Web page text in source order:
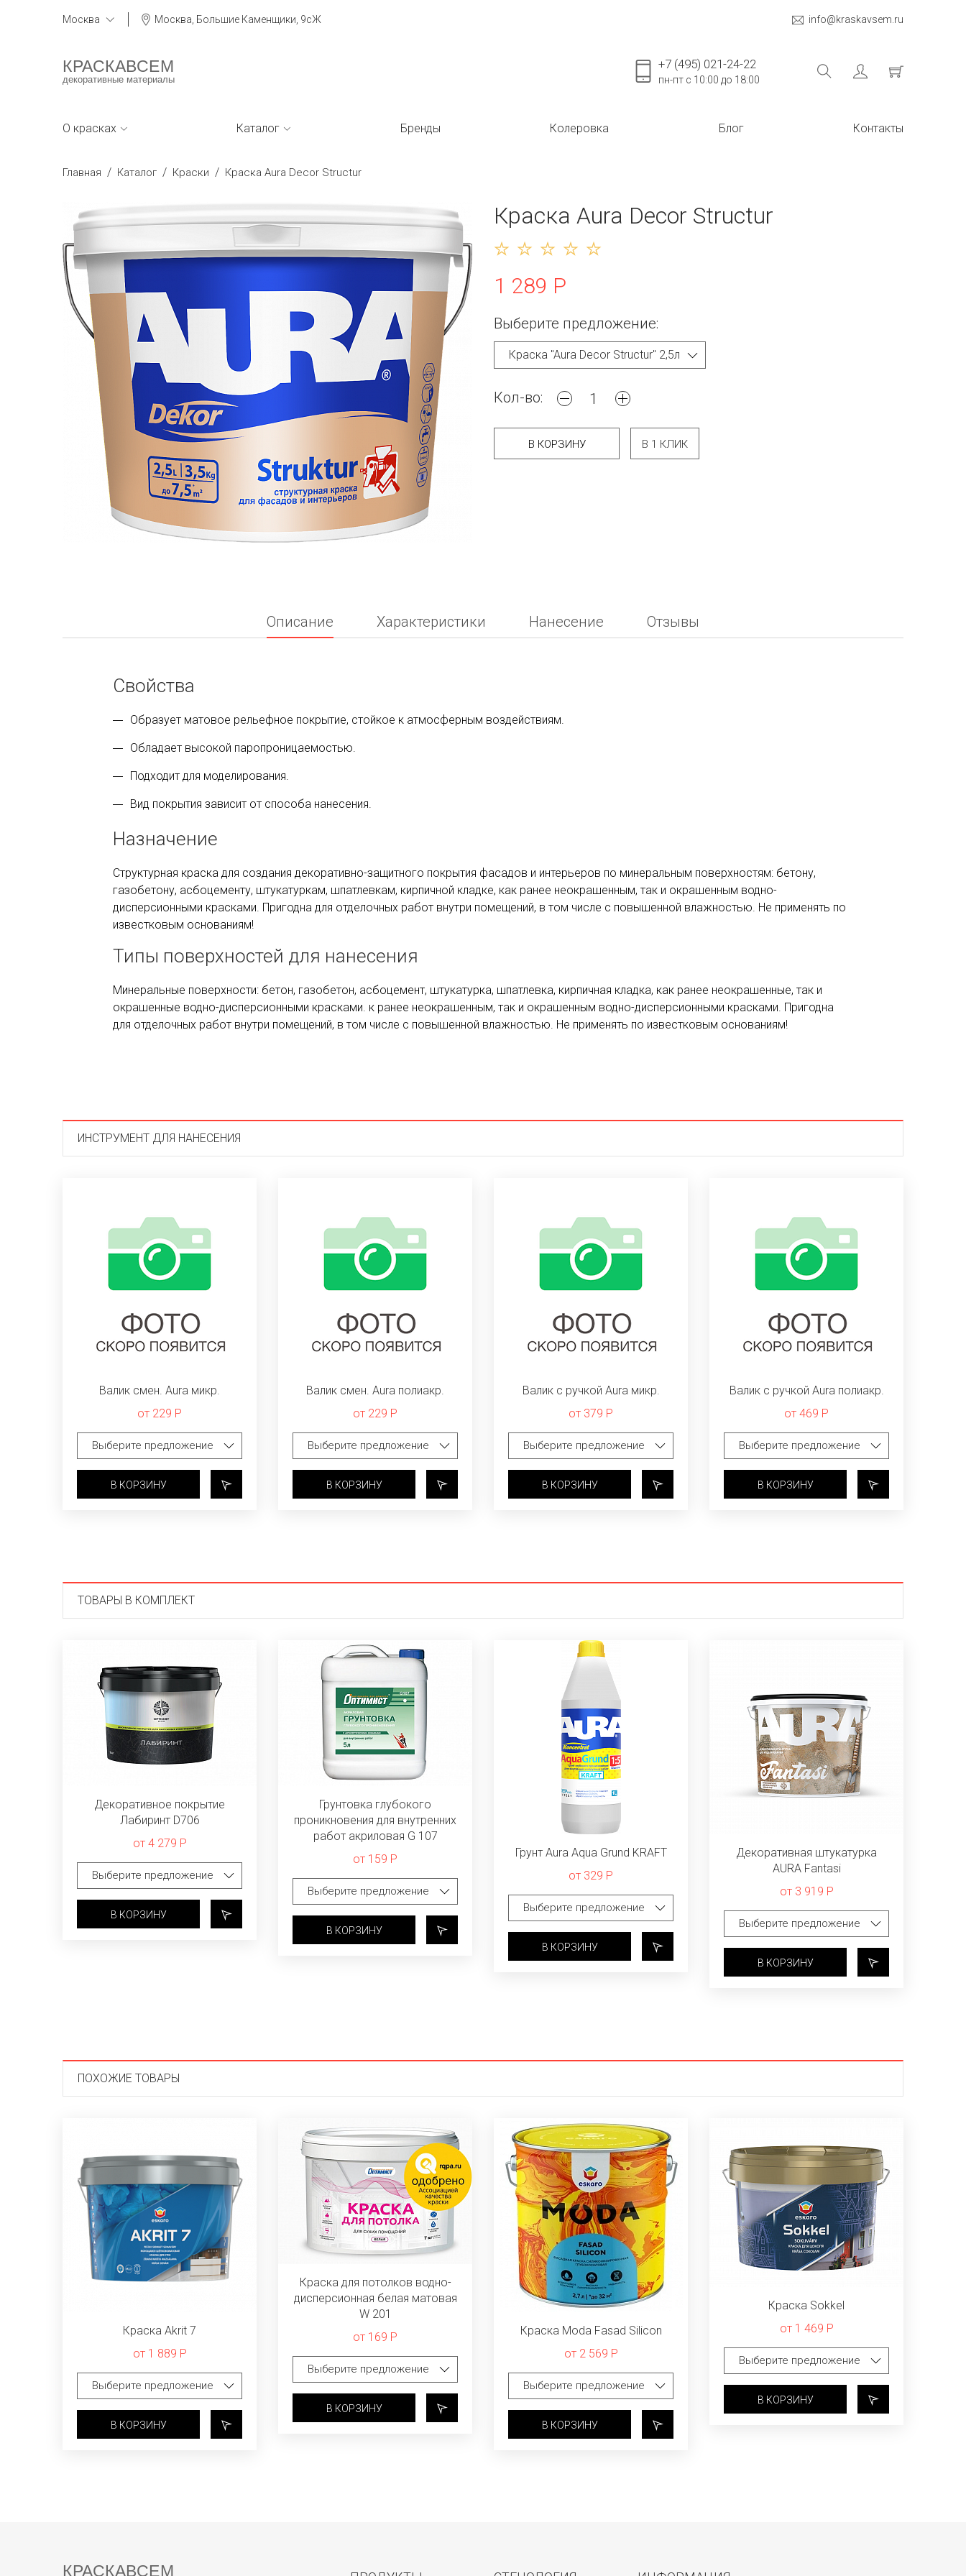
Москва Москва, Большие Каменщики, 9сЖ info@kraskavsem.ru
КРАСКАВСЕМ
декоративные материалы
+7 (495) 021-24-22
пн-пт с 10:00 до 18:00
О красках Каталог Бренды Колеровка Блог Контакты
Главная / Каталог / Краски / Краска Aura Decor Structur
Краска Aura Decor Structur
1 289 Р
Выберите предложение:
Кол-во:
В КОРЗИНУ В 1 КЛИК
Описание Характеристики Нанесение Отзывы
Свойства
Образует матовое рельефное покрытие, стойкое к атмосферным воздействиям.
Обладает высокой паропроницаемостью.
Подходит для моделирования.
Вид покрытия зависит от способа нанесения.
Назначение
Cтруктурная краска для создания декоративно-защитного покрытия фасадов и интерьеров по минеральным поверхностям: бетону,
газобетону, асбоцементу, штукатуркам, шпатлевкам, кирпичной кладке, как ранее неокрашенным, так и окрашенным водно-
дисперсионными красками. Пригодна для отделочных работ внутри помещений, в том числе с повышенной влажностью. Не применять по
известковым основаниям!
Типы поверхностей для нанесения
Минеральные поверхности: бетон, газобетон, асбоцемент, штукатурка, шпатлевка, кирпичная кладка, как ранее неокрашенные, так и
окрашенные водно-дисперсионными красками. к ранее неокрашенным, так и окрашенным водно-дисперсионными красками. Пригодна
для отделочных работ внутри помещений, в том числе с повышенной влажностью. Не применять по известковым основаниям!
ИНСТРУМЕНТ ДЛЯ НАНЕСЕНИЯ
Валик смен. Aura микр.
от 229 Р
В КОРЗИНУ
Валик смен. Aura полиакр.
от 229 Р
В КОРЗИНУ
Валик с ручкой Aura микр.
от 379 Р
В КОРЗИНУ
Валик с ручкой Aura полиакр.
от 469 Р
В КОРЗИНУ
ТОВАРЫ В КОМПЛЕКТ
Декоративное покрытие
Лабиринт D706
от 4 279 Р
В КОРЗИНУ
Грунтовка глубокого
проникновения для внутренних
работ акриловая G 107
от 159 Р
В КОРЗИНУ
Грунт Aura Aqua Grund KRAFT
от 329 Р
В КОРЗИНУ
Декоративная штукатурка
AURA Fantasi
от 3 919 Р
В КОРЗИНУ
ПОХОЖИЕ ТОВАРЫ
Краска Akrit 7
от 1 889 Р
В КОРЗИНУ
Краска для потолков водно-
дисперсионная белая матовая
W 201
от 169 Р
В КОРЗИНУ
Краска Moda Fasad Silicon
от 2 569 Р
В КОРЗИНУ
Краска Sokkel
от 1 469 Р
В КОРЗИНУ
КРАСКАВСЕМ